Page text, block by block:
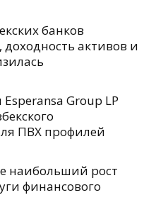
банков
доходность активов и
Group LP
ПВХ профилей
наибольший рост
финансового